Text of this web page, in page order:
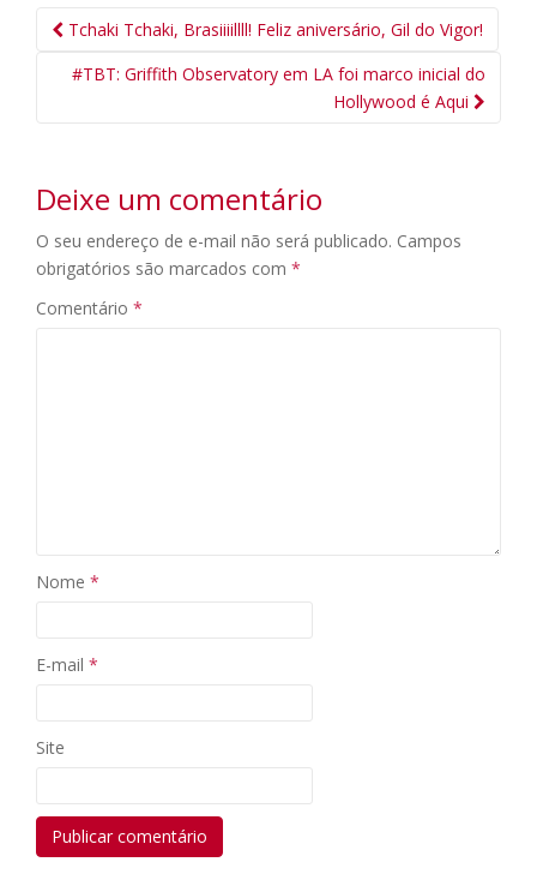
Navegação
da
Tchaki Tchaki, Brasiiiillll! Feliz aniversário, Gil do Vigor!
#TBT: Griffith Observatory em LA foi marco inicial do
Hollywood é Aqui
Deixe um comentário
O seu endereço de e-mail não será publicado. Campos
obrigatórios são marcados com *
Comentário *
Nome *
E-mail *
Site